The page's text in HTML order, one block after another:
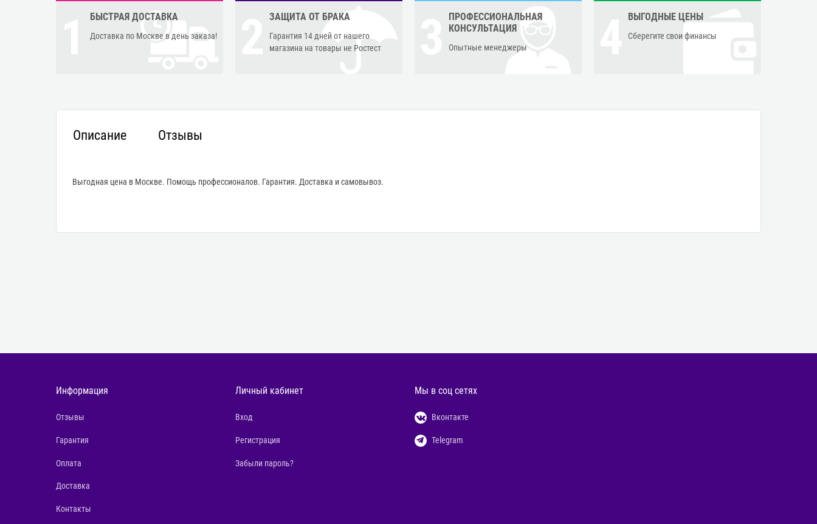
БЫСТРАЯ ДОСТАВКА
Доставка по Москве в день заказа!
ЗАЩИТА ОТ БРАКА
Гарантия 14 дней от нашего
магазина на товары не Ростест
ПРОФЕССИОНАЛЬНАЯ
КОНСУЛЬТАЦИЯ
Опытные менеджеры
ВЫГОДНЫЕ ЦЕНЫ
Сберегите свои финансы
Описание Отзывы
Выгодная цена в Москве. Помощь профессионалов. Гарантия. Доставка и самовывоз.
Информация
Отзывы
Гарантия
Оплата
Доставка
Контакты
Личный кабинет
Вход
Регистрация
Забыли пароль?
Мы в соц сетях
Вконтакте
Telegram